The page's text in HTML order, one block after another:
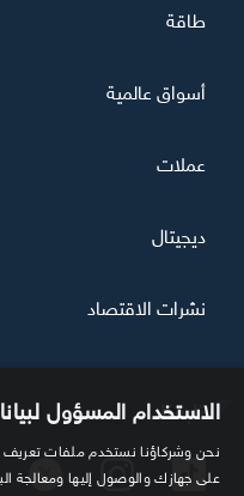
تابعنا
طاقة
أسواق عالمية
عملات
ديجيتال
نشرات الاقتصاد
الاستخدام المسؤول
نحن وشركاؤنا نستخدم ملفات تعريف